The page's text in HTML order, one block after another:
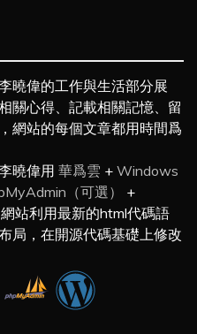
曉偉的工作與生活部分展
關心得、記載相關記憶、留
網站的每個文章都用時間爲
曉偉用 華爲雲 + Windows
（可選）
+
站利用最新的html代碼語
局，在開源代碼基礎上修改